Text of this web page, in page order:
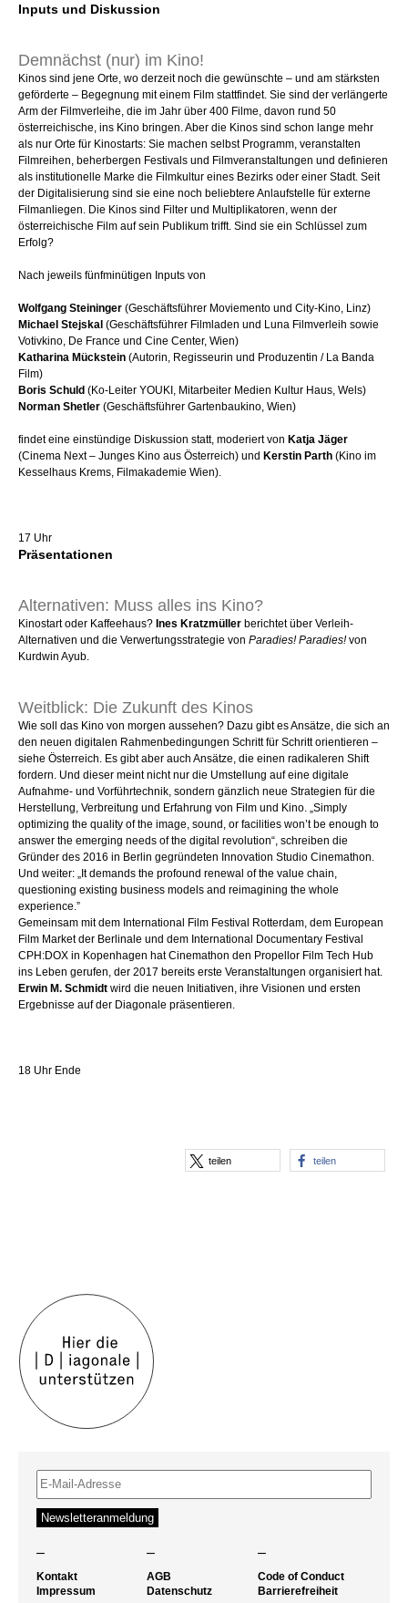
Inputs und Diskussion
Demnächst (nur) im Kino!
Kinos sind jene Orte, wo derzeit noch die gewünschte – und am stärksten
geförderte – Begegnung mit einem Film stattfindet. Sie sind der verlängerte
Arm der Filmverleihe, die im Jahr über 400 Filme, davon rund 50
österreichische, ins Kino bringen. Aber die Kinos sind schon lange mehr
als nur Orte für Kinostarts: Sie machen selbst Programm, veranstalten
Filmreihen, beherbergen Festivals und Filmveranstaltungen und definieren
als institutionelle Marke die Filmkultur eines Bezirks oder einer Stadt. Seit
der Digitalisierung sind sie eine noch beliebtere Anlaufstelle für externe
Filmanliegen. Die Kinos sind Filter und Multiplikatoren, wenn der
österreichische Film auf sein Publikum trifft. Sind sie ein Schlüssel zum
Erfolg?
Nach jeweils fünfminütigen Inputs von
Wolfgang Steininger (Geschäftsführer Moviemento und City-Kino, Linz)
Michael Stejskal (Geschäftsführer Filmladen und Luna Filmverleih sowie
Votivkino, De France und Cine Center, Wien)
Katharina Mückstein (Autorin, Regisseurin und Produzentin / La Banda
Film)
Boris Schuld (Ko-Leiter YOUKI, Mitarbeiter Medien Kultur Haus, Wels)
Norman Shetler (Geschäftsführer Gartenbaukino, Wien)
findet eine einstündige Diskussion statt, moderiert von Katja Jäger
(Cinema Next – Junges Kino aus Österreich) und Kerstin Parth (Kino im
Kesselhaus Krems, Filmakademie Wien).
17 Uhr
Präsentationen
Alternativen: Muss alles ins Kino?
Kinostart oder Kaffeehaus? Ines Kratzmüller berichtet über Verleih-
Alternativen und die Verwertungsstrategie von Paradies! Paradies!von
Kurdwin Ayub.
Weitblick: Die Zukunft des Kinos
Wie soll das Kino von morgen aussehen? Dazu gibt es Ansätze, die sich an
den neuen digitalen Rahmenbedingungen Schritt für Schritt orientieren –
siehe Österreich. Es gibt aber auch Ansätze, die einen radikaleren Shift
fordern. Und dieser meint nicht nur die Umstellung auf eine digitale
Aufnahme- und Vorführtechnik, sondern gänzlich neue Strategien für die
Herstellung, Verbreitung und Erfahrung von Film und Kino. „Simply
optimizing the quality of the image, sound, or facilities won’t be enough to
answer the emerging needs of the digital revolution“, schreiben die
Gründer des 2016 in Berlin gegründeten Innovation Studio Cinemathon.
Und weiter: „It demands the profound renewal of the value chain,
questioning existing business models and reimagining the whole
experience.”
Gemeinsam mit dem International Film Festival Rotterdam, dem European
Film Market der Berlinale und dem International Documentary Festival
CPH:DOX in Kopenhagen hat Cinemathon den Propellor Film Tech Hub
ins Leben gerufen, der 2017 bereits erste Veranstaltungen organisiert hat.
Erwin M. Schmidt wird die neuen Initiativen, ihre Visionen und ersten
Ergebnisse auf der Diagonale präsentieren.
18 Uhr Ende
teilen teilen
– – –
Kontakt
Impressum
AGB
Datenschutz
Code of Conduct
Barrierefreiheit